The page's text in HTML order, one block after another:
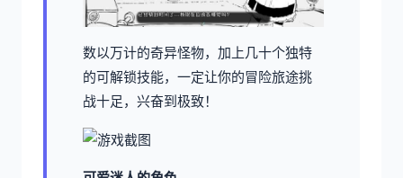
数以万计的奇异怪物，加上几十个独特
的可解锁技能，一定让你的冒险旅途挑
战十足，兴奋到极致！